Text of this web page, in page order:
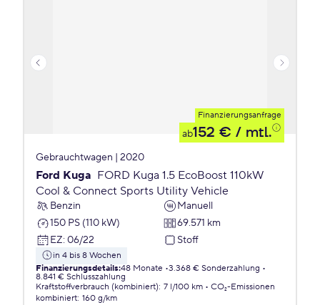
Finanzierungsanfrage
ab152 € / mtl.
Gebrauchtwagen | 2020
Ford Kuga FORD Kuga 1.5 EcoBoost 110kW
Cool & Connect Sports Utility Vehicle
Benzin
Manuell
150 PS (110 kW)
69.571 km
EZ: 06/22 Stoff
in 4 bis 8 Wochen
Finanzierungsdetails:48 Monate 3.368 € Sonderzahlung
8.841 € Schlusszahlung
Kraftstoffverbrauch (kombiniert): 7 l/100 km
CO₂-Emissionen
kombiniert: 160 g/km